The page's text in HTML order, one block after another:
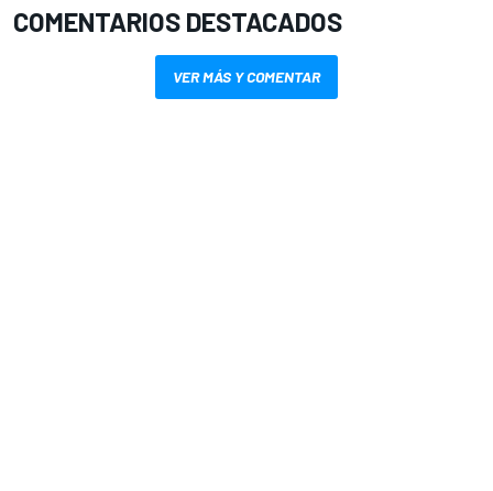
COMENTARIOS DESTACADOS
VER MÁS Y COMENTAR